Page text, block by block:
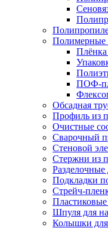
Полимерные
ПОФ-
Обсадная
Профиль из
Очистные
Сварочный
Стеновой
Стержни из
Подкладки
Cтрейч-
Шпуля для
Колышки для